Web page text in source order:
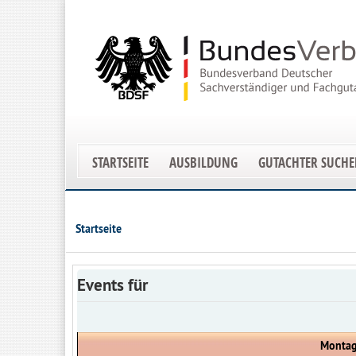
STARTSEITE AUSBILDUNG GUTACHTER
Startseite
Events für